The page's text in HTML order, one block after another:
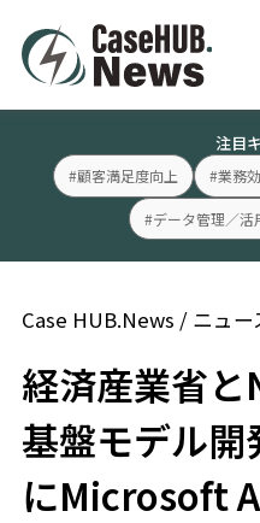
注目
#顧客満足度向上 #業務
#データ管理／活
Case HUB.News / ニュー
経済産業省と
基盤モデル開
にMicrosoft